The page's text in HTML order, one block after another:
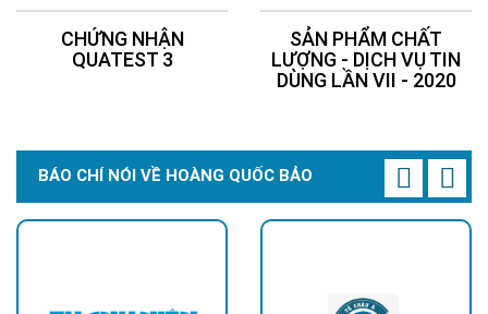
CHỨNG NHẬN
QUATEST 3
SẢN PHẨM CHẤT
LƯỢNG - DỊCH VỤ TIN
DÙNG LẦN VII - 2020
BÁO CHÍ NÓI VỀ HOÀNG QUỐC BẢO